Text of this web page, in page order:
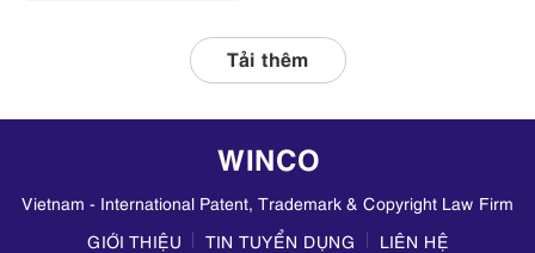
liên quan, tập
trung kiểm tra
doanh mỹ phẩm
Tải thêm
WINCO
Vietnam - International Patent, Trademark & Copyright Law Firm
GIỚI THIỆU
TIN TUYỂN DỤNG LIÊN HỆ